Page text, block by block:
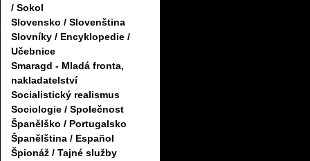
/ Sokol
Slovensko / Slovenština
Slovníky / Encyklopedie /
Učebnice
Smaragd - Mladá fronta,
nakladatelství
Socialistický realismus
Sociologie / Společnost
Španělško / Portugalsko
Španělština / Español
Špionáž / Tajné služby